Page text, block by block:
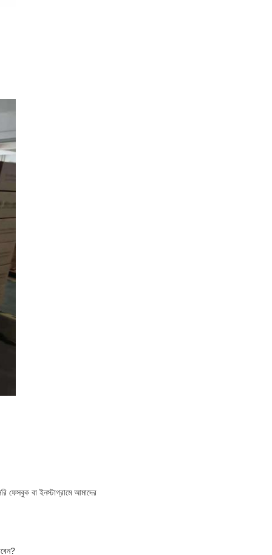
ফেসবুক বা ইনস্টাগ্রামে আমাদের